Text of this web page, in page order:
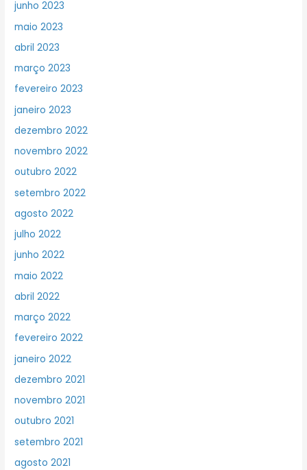
junho 2023
maio 2023
abril 2023
março 2023
fevereiro 2023
janeiro 2023
dezembro 2022
novembro 2022
outubro 2022
setembro 2022
agosto 2022
julho 2022
junho 2022
maio 2022
abril 2022
março 2022
fevereiro 2022
janeiro 2022
dezembro 2021
novembro 2021
outubro 2021
setembro 2021
agosto 2021